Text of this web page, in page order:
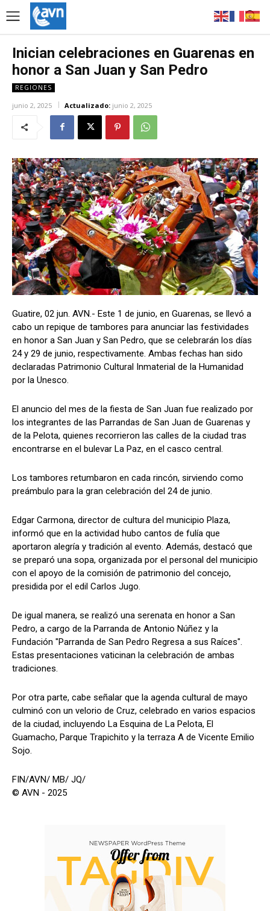
Inician celebraciones en Guarenas en
honor a San Juan y San Pedro
REGIONES
junio 2, 2025 Actualizado: junio 2, 2025
Guatire, 02 jun. AVN.- Este 1 de junio, en Guarenas, se llevó a
cabo un repique de tambores para anunciar las festividades
en honor a San Juan y San Pedro, que se celebrarán los días
24 y 29 de junio, respectivamente. Ambas fechas han sido
declaradas Patrimonio Cultural Inmaterial de la Humanidad
por la Unesco.
El anuncio del mes de la fiesta de San Juan fue realizado por
los integrantes de las Parrandas de San Juan de Guarenas y
de la Pelota, quienes recorrieron las calles de la ciudad tras
encontrarse en el bulevar La Paz, en el casco central.
Los tambores retumbaron en cada rincón, sirviendo como
preámbulo para la gran celebración del 24 de junio.
Edgar Carmona, director de cultura del municipio Plaza,
informó que en la actividad hubo cantos de fulía que
aportaron alegría y tradición al evento. Además, destacó que
se preparó una sopa, organizada por el personal del municipio
con el apoyo de la comisión de patrimonio del concejo,
presidida por el edil Carlos Jugo.
De igual manera, se realizó una serenata en honor a San
Pedro, a cargo de la Parranda de Antonio Núñez y la
Fundación "Parranda de San Pedro Regresa a sus Raíces".
Estas presentaciones vaticinan la celebración de ambas
tradiciones.
Por otra parte, cabe señalar que la agenda cultural de mayo
culminó con un velorio de Cruz, celebrado en varios espacios
de la ciudad, incluyendo La Esquina de La Pelota, El
Guamacho, Parque Trapichito y la terraza A de Vicente Emilio
Sojo.
FIN/AVN/ MB/ JQ/
© AVN - 2025